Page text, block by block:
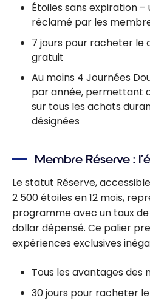
Étoiles sans expiration
réclamé par les
7 jours pour racheter le
gratuit
Au moins 4 Journées
par année, permettant
sur tous les achats
désignées
Membre Réserve :
Le statut Réserve,
2 500 étoiles en 12 mois,
programme avec un taux
dollar dépensé. Ce palier
expériences exclusives
Tous les avantages des
30 jours pour racheter